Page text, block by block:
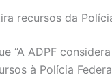
recursos da
“A ADPF
à Polícia